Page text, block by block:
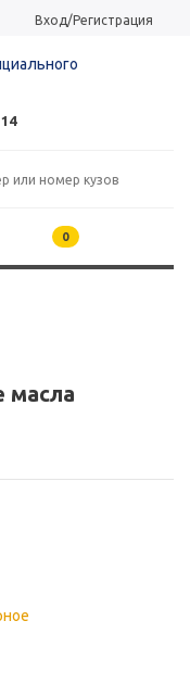
Вход/Регистрация
0
масла